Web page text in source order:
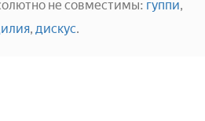
не совместимы: гуппи,
, дискус.